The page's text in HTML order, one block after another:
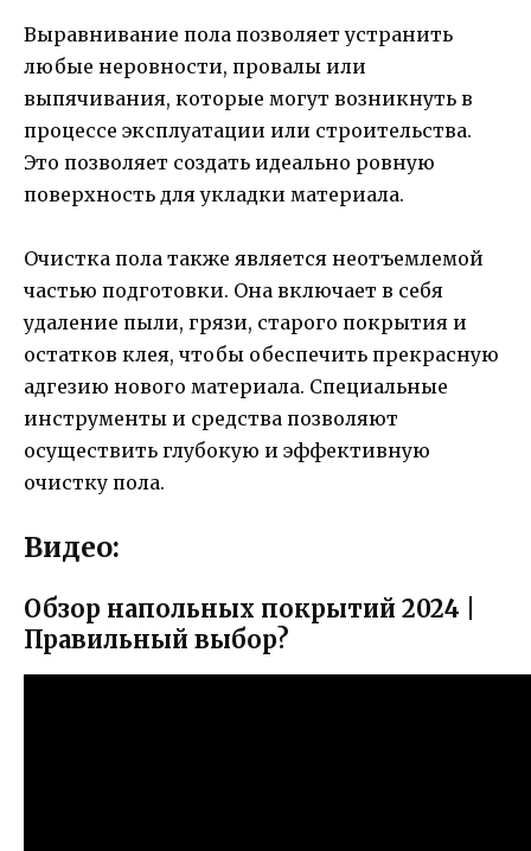
Выравнивание пола позволяет устранить
любые неровности, провалы или
выпячивания, которые могут возникнуть в
процессе эксплуатации или строительства.
Это позволяет создать идеально ровную
поверхность для укладки материала.
Очистка пола также является неотъемлемой
частью подготовки. Она включает в себя
удаление пыли, грязи, старого покрытия и
остатков клея, чтобы обеспечить прекрасную
адгезию нового материала. Специальные
инструменты и средства позволяют
осуществить глубокую и эффективную
очистку пола.
Видео:
Обзор напольных покрытий 2024 |
Правильный выбор?